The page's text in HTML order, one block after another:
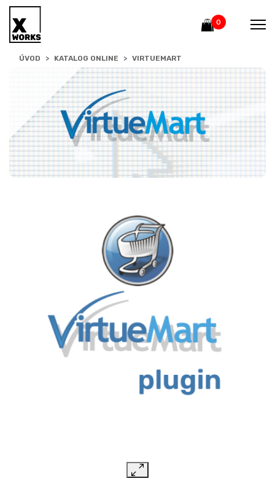
0
ÚVOD KATALOG ONLINE VIRTUEMART